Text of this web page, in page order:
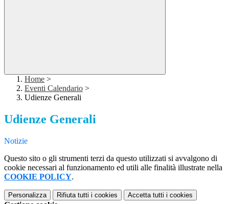
Home >
Eventi Calendario >
Udienze Generali
Udienze Generali
Notizie
Questo sito o gli strumenti terzi da questo utilizzati si avvalgono di
cookie necessari al funzionamento ed utili alle finalità illustrate nella
COOKIE POLICY.
Personalizza Rifiuta tutti i cookies Accetta tutti i cookies